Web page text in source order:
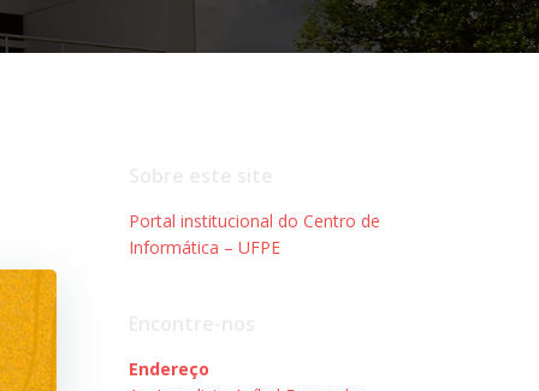
Portal institucional do Centro de
Informática – UFPE
Endereço